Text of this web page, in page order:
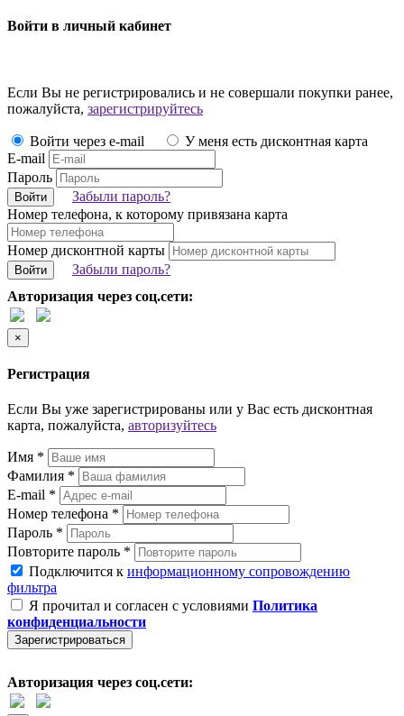
Войти в личный кабинет
Если Вы не регистрировались и не совершали покупки ранее,
пожалуйста, зарегистрируйтесь
Войти через e-mail
У меня есть дисконтная карта
E-mail
Пароль
Войти
Забыли пароль?
Номер телефона, к которому привязана карта
Номер дисконтной карты
Войти
Забыли пароль?
Авторизация через соц.сети:
×
Регистрация
Если Вы уже зарегистрированы или у Вас есть дисконтная
карта, пожалуйста, авторизуйтесь
Имя *
Фамилия *
E-mail *
Номер телефона *
Пароль *
Повторите пароль *
Подключится к информационному сопровождению
фильтра
Я прочитал и согласен с условиями Политика
конфиденциальности
Зарегистрироваться
Авторизация через соц.сети: